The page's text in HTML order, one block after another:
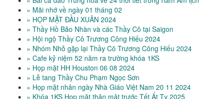
» Mãi nhớ về ngày 01 tháng 02
» HỌP MẶT ĐẦU XUÂN 2024
» Thầy Hồ Bảo Nhàn và các Thầy Cô tại Saigon
» Hội ngộ Thầy Cô Trương Công Hiếu 2024
» Nhóm Nhỏ gặp lại Thầy Cô Trương Công Hiếu 2024
» Cafe kỷ niệm 52 năm ra trường khóa 1KS
» Họp mặt HH Houston 06 08 2024
» Lễ tang Thầy Chu Phạm Ngọc Sơn
» Họp mặt nhân ngày Nhà Giáo Việt Nam 20 11 2024
» Khóa 1KS Họp mặt thân mật trước Tết Ất Tỵ 2025